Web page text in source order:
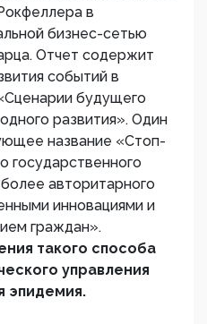
в
бизнес-сетью
Отчет содержит
событий в
будущего
развития». Один
название «Стоп-
государственного
авторитарного
инновациями и
граждан».
такого способа
управления
эпидемия.